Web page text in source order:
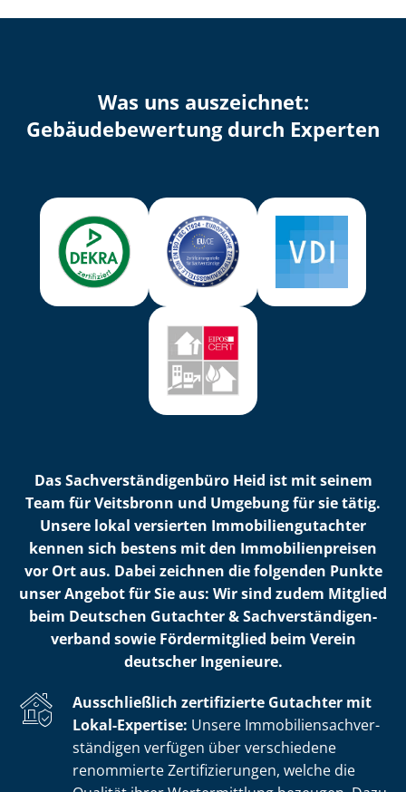
Was uns auszeichnet:
Ge­bäu­de­be­wer­tung durch Experten
Das Sach­ver­stän­di­gen­bü­ro Heid ist mit seinem
Team für Veitsbronn und Umgebung für sie tätig.
Unsere lokal versierten Im­mo­bi­li­en­gut­ach­ter
kennen sich bestens mit den Im­mo­bi­li­en­prei­sen
vor Ort aus. Dabei zeichnen die folgenden Punkte
unser Angebot für Sie aus: Wir sind zudem Mitglied
beim Deutschen Gutachter & Sach­ver­stän­di­gen­
ver­band sowie Fördermitglied beim Verein
deutscher Ingenieure.
Ausschließlich zertifizierte Gutachter mit
Lokal-Expertise: Unsere Im­mo­bi­li­en­sach­ver­
stän­di­gen verfügen über verschiedene
renommierte Zer­ti­fi­zie­run­gen, welche die